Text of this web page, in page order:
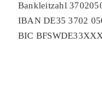
Bankleitzahl
IBAN DE35 3702
BIC BFSWDE33XXX